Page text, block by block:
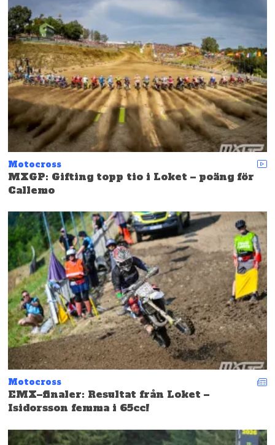
Motocross
MXGP: Gifting topp tio i Loket – poäng för
Callemo
Motocross
EMX–finaler: Resultat från Loket –
Isidorsson femma i 65cc!